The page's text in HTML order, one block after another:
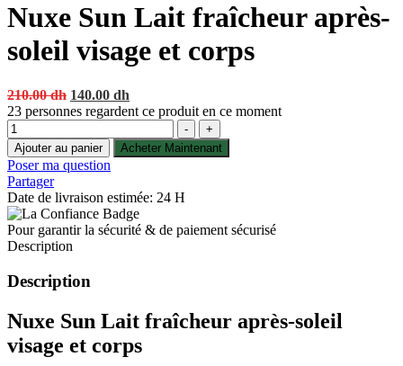
Nuxe Sun Lait fraîcheur après-
soleil visage et corps
210.00dh Original
price
210.00 dh.
140.00 dh
price
140.00 dh.
23 personnes regardent ce produit en ce moment
Quantité
-
+
Ajouter au panier
Acheter Maintenant
Poser ma question
Partager
Date de livraison estimée: 24 H
Pour garantir la sécurité & de paiement sécurisé
Description
Description
Nuxe Sun Lait fraîcheur après-soleil
visage et corps